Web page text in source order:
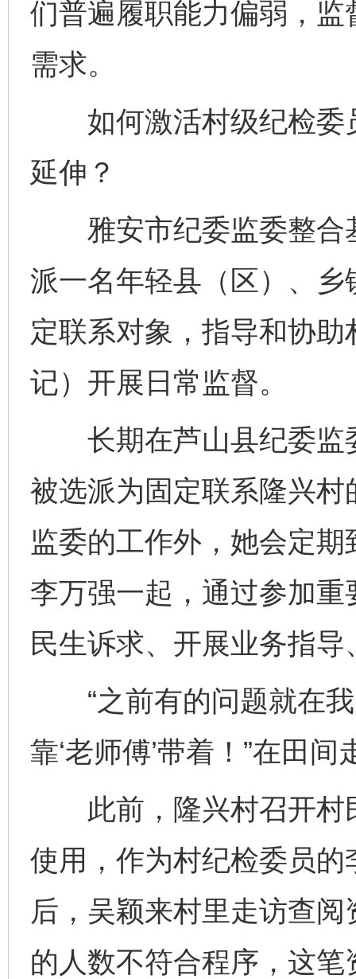
们普遍履职能力偏弱，
需求。
如何激活村级纪检委
延伸？
雅安市纪委监委整合
派一名年轻县（区）、
定联系对象，指导和协
记）开展日常监督。
长期在芦山县纪委监
被选派为固定联系隆兴
监委的工作外，她会定
李万强一起，通过参加
民生诉求、开展业务指
“之前有的问题就在我
靠‘老师傅’带着！”在田
此前，隆兴村召开村
使用，作为村纪检委员
后，吴颖来村里走访查
的人数不符合程序，这